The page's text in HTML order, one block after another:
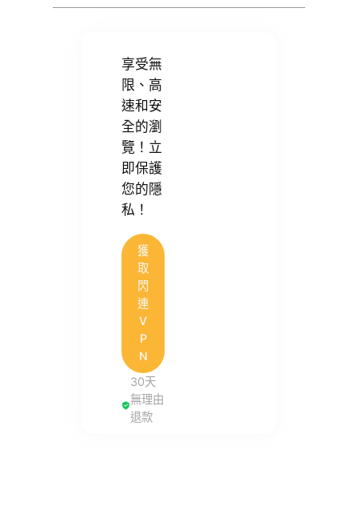
享受無
限、高
速和安
全的瀏
覽！立
即保護
您的隱
私！
獲
取
閃
連
V
P
N
30天
無理由
退款